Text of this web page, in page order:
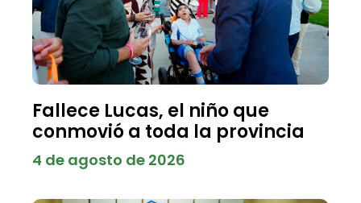
Fallece Lucas, el niño que
conmovió a toda la provincia
4 de agosto de 2026